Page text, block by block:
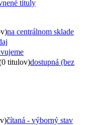
tituly
na centrálnom sklade
titulov)dostupná (bez
čítaná - výborný stav